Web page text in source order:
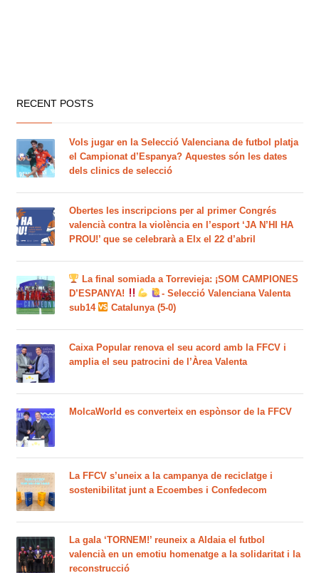
RECENT POSTS
Vols jugar en la Selecció Valenciana de futbol platja
el Campionat d’Espanya? Aquestes són les dates
dels clinics de selecció
Obertes les inscripcions per al primer Congrés
valencià contra la violència en l’esport ‘JA N’HI HA
PROU!’ que se celebrarà a Elx el 22 d’abril
La final somiada a Torrevieja: ¡SOM CAMPIONES
D’ESPANYA!
- Selecció Valenciana Valenta
sub14
Catalunya (5-0)
Caixa Popular renova el seu acord amb la FFCV i
amplia el seu patrocini de l’Àrea Valenta
MolcaWorld es converteix en espònsor de la FFCV
La FFCV s’uneix a la campanya de reciclatge i
sostenibilitat junt a Ecoembes i Confedecom
La gala ‘TORNEM!’ reuneix a Aldaia el futbol
valencià en un emotiu homenatge a la solidaritat i la
reconstrucció